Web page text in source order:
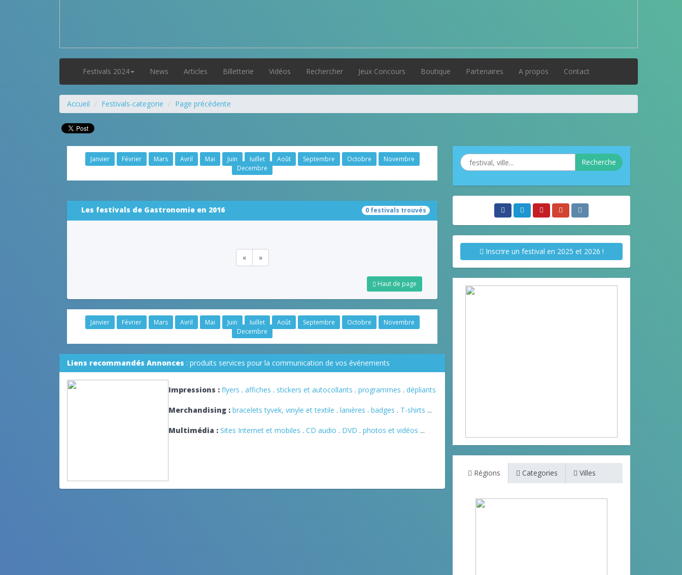
Festivals 2024 News Articles Billetterie Vidéos Rechercher Jeux Concours Boutique Partenaires A propos Contact
Accueil Festivals-categorie Page précédente
Janvier Février Mars Avril Mai Juin Juillet Août Septembre Octobre
Novembre
Decembre
Les festivals de Gastronomie en 2016 0 festivals trouvés
« »
Haut de page
Janvier Février Mars Avril Mai Juin Juillet Août Septembre Octobre
Novembre
Decembre
Liens recommandés Annonces : produits services pour la communication de vos événements
Impressions : flyers . affiches . stickers et autocollants . programmes . dépliants
Merchandising : bracelets tyvek, vinyle et textile . lanières . badges . T-shirts ...
Multimédia : Sites Internet et mobiles . CD audio . DVD . photos et vidéos ...
Recherche
Inscrire un festival en 2025 et 2026 !
Régions Categories Villes